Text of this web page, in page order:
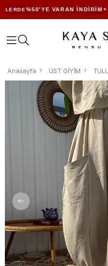
%50'YE VARAN İNDIRIM
Anasayfa ÜST GİYİM